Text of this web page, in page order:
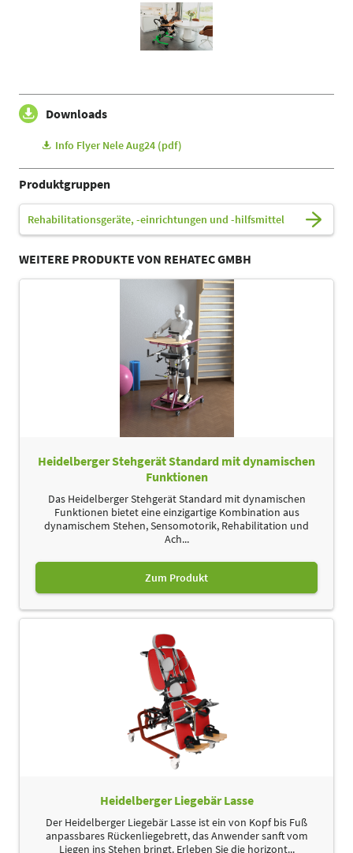
Downloads
Info Flyer Nele Aug24 (pdf)
Produktgruppen
Rehabilitationsgeräte, -einrichtungen und -hilfsmittel
WEITERE PRODUKTE VON REHATEC GMBH
Heidelberger Stehgerät Standard mit dynamischen
Funktionen
Das Heidelberger Stehgerät Standard mit dynamischen
Funktionen bietet eine einzigartige Kombination aus
dynamischem Stehen, Sensomotorik, Rehabilitation und
Ach...
Zum Produkt
Heidelberger Liegebär Lasse
Der Heidelberger Liegebär Lasse ist ein von Kopf bis Fuß
anpassbares Rückenliegebrett, das Anwender sanft vom
Liegen ins Stehen bringt. Erleben Sie die horizont...